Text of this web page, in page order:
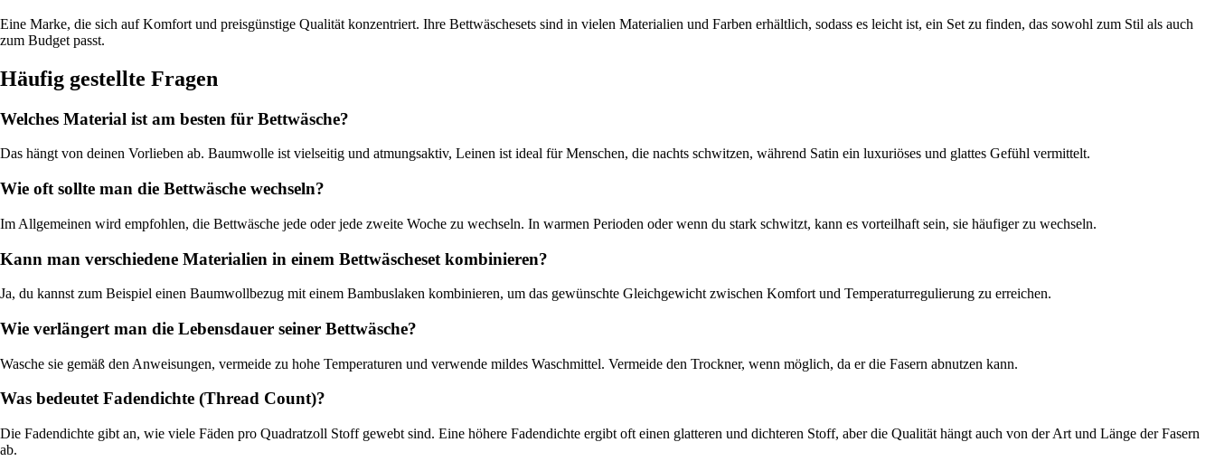
Eine Marke, die sich auf Komfort und preisgünstige Qualität konzentriert. Ihre Bettwäschesets sind in vielen Materialien und Farben erhältlich, sodass es leicht ist, ein Set zu finden, das sowohl zum Stil als auch
zum Budget passt.
Häufig gestellte Fragen
Welches Material ist am besten für Bettwäsche?
Das hängt von deinen Vorlieben ab. Baumwolle ist vielseitig und atmungsaktiv, Leinen ist ideal für Menschen, die nachts schwitzen, während Satin ein luxuriöses und glattes Gefühl vermittelt.
Wie oft sollte man die Bettwäsche wechseln?
Im Allgemeinen wird empfohlen, die Bettwäsche jede oder jede zweite Woche zu wechseln. In warmen Perioden oder wenn du stark schwitzt, kann es vorteilhaft sein, sie häufiger zu wechseln.
Kann man verschiedene Materialien in einem Bettwäscheset kombinieren?
Ja, du kannst zum Beispiel einen Baumwollbezug mit einem Bambuslaken kombinieren, um das gewünschte Gleichgewicht zwischen Komfort und Temperaturregulierung zu erreichen.
Wie verlängert man die Lebensdauer seiner Bettwäsche?
Wasche sie gemäß den Anweisungen, vermeide zu hohe Temperaturen und verwende mildes Waschmittel. Vermeide den Trockner, wenn möglich, da er die Fasern abnutzen kann.
Was bedeutet Fadendichte (Thread Count)?
Die Fadendichte gibt an, wie viele Fäden pro Quadratzoll Stoff gewebt sind. Eine höhere Fadendichte ergibt oft einen glatteren und dichteren Stoff, aber die Qualität hängt auch von der Art und Länge der Fasern
ab.